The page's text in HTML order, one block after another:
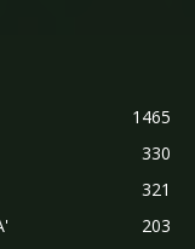
1465
330
321
203